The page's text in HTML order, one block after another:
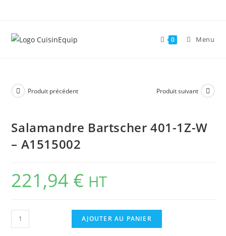
content
0 Menu
Produit précédent Produit suivant
Salamandre Bartscher 401-1Z-W
– A1515002
221,94 € HT
quantité
de
AJOUTER AU PANIER